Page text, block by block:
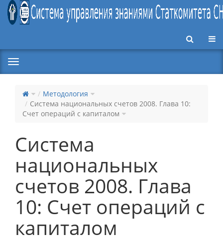
Методология
Система национальных счетов 2008. Глава 10:
Счет операций с капиталом
Система
национальных
счетов 2008. Глава
10: Счет операций с
капиталом